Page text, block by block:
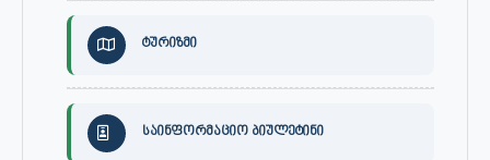
ტურიზმი
საინფორმაციო ბიულეტინი